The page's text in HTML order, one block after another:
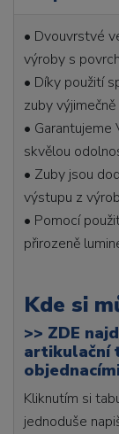
• Dvouvrstvé
výroby s
• Díky použití
zuby
•
skvělou
• Zuby jsou
výstupu z
• Pomocí
přirozeně
Kde si
>> ZDE
artikulační
Kliknutím si
jednoduše